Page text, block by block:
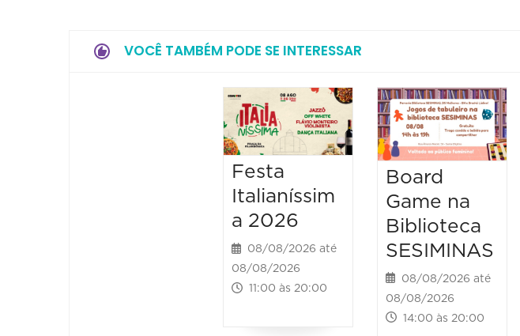
VOCÊ TAMBÉM PODE SE INTERESSAR
Festa
Italianíssim
a 2026
08/08/2026 até
08/08/2026
11:00 às 20:00
Board
Game na
Biblioteca
SESIMINAS
08/08/2026 até
08/08/2026
14:00 às 20:00